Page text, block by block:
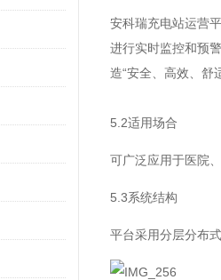
安科瑞充电站运营
进行实时监控和预
造“安全、高效、
5.2适用场合
可广泛应用于医院
5.3系统结构
平台采用分层分布